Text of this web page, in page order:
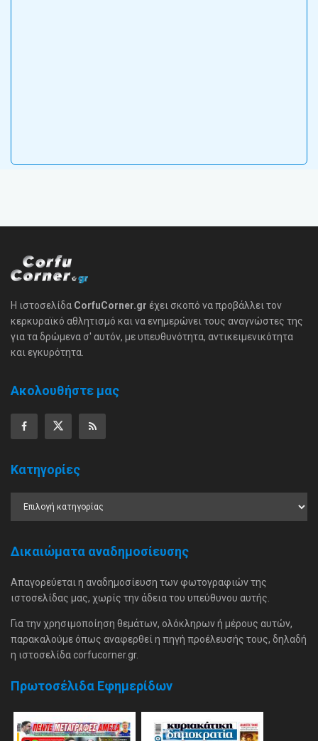
Η ιστοσελίδα CorfuCorner.gr έχει σκοπό να προβάλλει τον
κερκυραϊκό αθλητισμό και να ενημερώνει τους αναγνώστες της
για τα δρώμενα σ' αυτόν, με υπευθυνότητα, αντικειμενικότητα
και εγκυρότητα.
Ακολουθήστε μας
Κατηγορίες
Δικαιώματα αναδημοσίευσης
Απαγορεύεται η αναδημοσίευση των φωτογραφιών της
ιστοσελίδας μας, χωρίς την άδεια του υπεύθυνου αυτής.
Για την χρησιμοποίηση θεμάτων, ολόκληρων ή μέρους αυτών,
παρακαλούμε όπως αναφερθεί η πηγή προέλευσής τους, δηλαδή
η ιστοσελίδα corfucorner.gr.
Πρωτοσέλιδα Εφημερίδων